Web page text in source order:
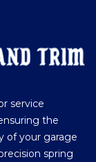
service
the
of your garage
spring